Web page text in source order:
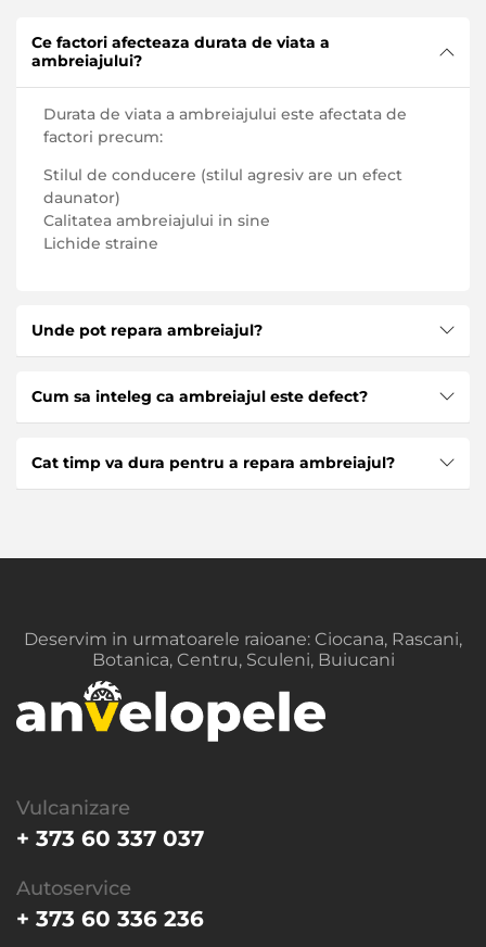
Ce factori afecteaza durata de viata a
ambreiajului?
Durata de viata a ambreiajului este afectata de
factori precum:
Stilul de conducere (stilul agresiv are un efect
daunator)
Calitatea ambreiajului in sine
Lichide straine
Unde pot repara ambreiajul?
auto online chiar acum! Vom repara ambreiajul
masinii dvs. cat mai repede posibil si la cele mai
Cum sa inteleg ca ambreiajul este defect?
Zgomot de eliberare a ambreiajului
Vibratii si sunete straine
Cat timp va dura pentru a repara ambreiajul?
lucreaza cu cele mai bune instrumente si se ofera
Deservim in urmatoarele raioane: Ciocana, Rascani,
Botanica, Centru, Sculeni, Buiucani
Vulcanizare
+ 373 60 337 037
Autoservice
+ 373 60 336 236